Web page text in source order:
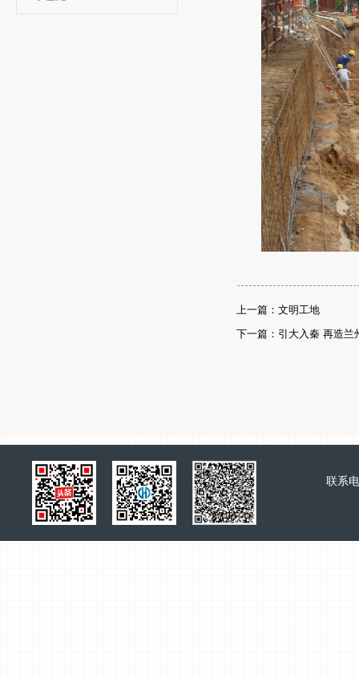
上一篇：文明工地
下一篇：引大入秦 再造兰
联系